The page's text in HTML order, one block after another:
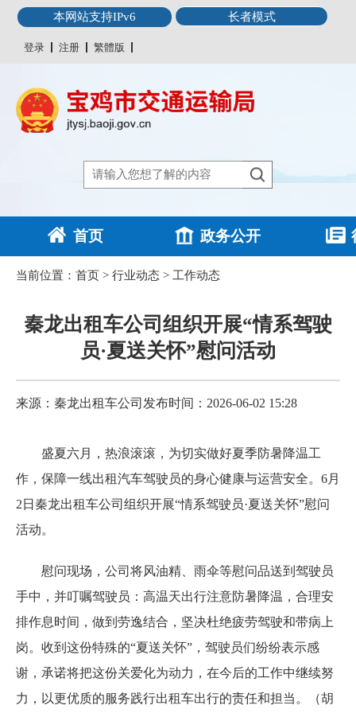
本网站支持IPv6 长者模式
登录 注册 繁體版
首页 政务公开
当前位置： 首页 > 行业动态 > 工作动态
秦龙出租车公司组织开展“情系驾驶
员·夏送关怀”慰问活动
来源：秦龙出租车公司 发布时间：2026-06-02 15:28
盛夏六月，热浪滚滚，为切实做好夏季防暑降温工
作，保障一线出租汽车驾驶员的身心健康与运营安全。6月
2日秦龙出租车公司组织开展“情系驾驶员·夏送关怀”慰问
活动。
慰问现场，公司将风油精、雨伞等慰问品送到驾驶员
手中，并叮嘱驾驶员：高温天出行注意防暑降温，合理安
排作息时间，做到劳逸结合，坚决杜绝疲劳驾驶和带病上
岗。收到这份特殊的“夏送关怀”，驾驶员们纷纷表示感
谢，承诺将把这份关爱化为动力，在今后的工作中继续努
力，以更优质的服务践行出租车出行的责任和担当。（胡